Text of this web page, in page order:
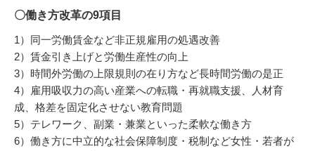
〇働き方改革の9項目
1）同一労働賃金など非正規雇用の処遇改善
2）賃金引き上げと労働生産性の向上
3）時間外労働の上限規則の在り方など長時間労働の是正
4）雇用吸収力の高い産業への転職・再就職支援、人材育
成、格差を固定化させない教育問題
5）テレワーク、副業・兼業といった柔軟な働き方
6）働き方に中立的な社会保障制度・税制など女性・若者が